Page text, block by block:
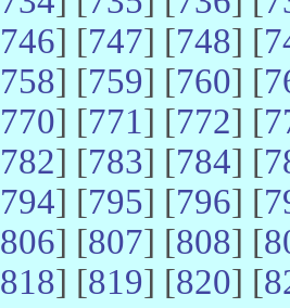
746] [747] [748] [
758] [759] [760] [
770] [771] [772] [
782] [783] [784] [
794] [795] [796] [
806] [807] [808] [
818] [819] [820] [